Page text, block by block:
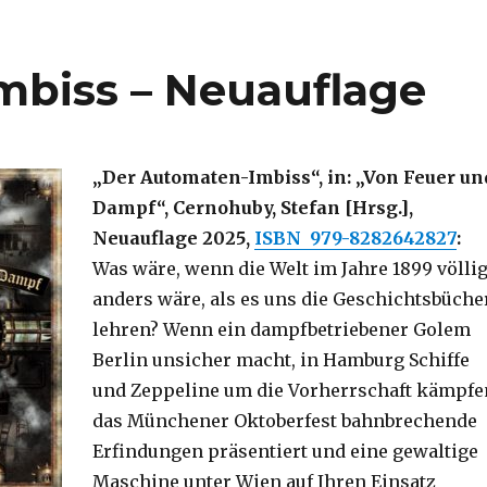
– Neuauflage
„Der Automaten-Imbiss“, in: „Von Feuer
Dampf“, Cernohuby, Stefan [Hrsg.],
Neuauflage 2025, ISBN 979-8282642827:
Was wäre, wenn die Welt im Jahre 1899 völlig
anders wäre, als es uns die
lehren? Wenn ein dampfbetriebener Golem
Berlin unsicher macht, in Hamburg Schiffe
und Zeppeline um die Vorherrschaft
das Münchener Oktoberfest bahnbrechende
Erfindungen präsentiert und eine gewaltige
Maschine unter Wien auf Ihren Einsatz